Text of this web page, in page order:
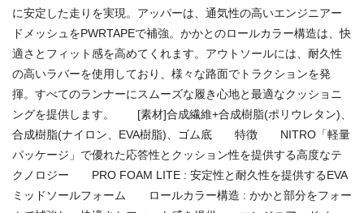
に安定した走りを実現。アッパーは、通気性の高いエンジニアー
ドメッシュをPWRTAPEで補強。かかとのロールカラー構造は、快
適さとフィット感を高めてくれます。アウトソールには、耐久性
の高いラバーを使用しており、様々な路面でトラクションを発
揮。すべてのランナーにスムーズな履き心地と最適なクッショニ
ングを提供します。 [素材]合成繊維+合成樹脂(ポリウレタン)、
合成樹脂(ナイロン、EVA樹脂)、ゴム底 特徴 NITRO「軽量
パッケージ」で優れた応答性とクッション性を提供する高度なテ
クノロジー PRO FOAM LITE : 安定性と耐久性を提供するEVA
ミッドソールフォーム ロールカラー構造 : かかと部分をフォー